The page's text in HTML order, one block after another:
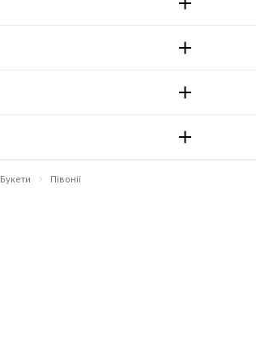
Букети Півонії